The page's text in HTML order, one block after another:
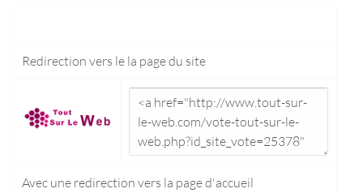
Redirection vers le la page du site
Avec une redirection vers la page d'accueil